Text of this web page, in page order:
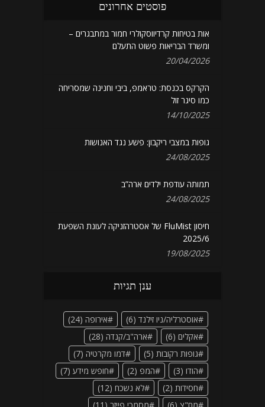
פוסטים אחרונים
אות בטיחות קרדיווסקולרי חמור במתבגרים –
ומשרד הבריאות פשוט התעלם
20/04/2026
הקרקס בכנסת: טראמפ, ביבי וחנינה שמסריחה
כמו סיגר זול
14/10/2025
גופות במצבי ריקבון: פשע נגד האנושות
24/08/2025
תמותה עודפת ילדים ארה”ב
24/08/2025
חיסון FluMist של אסטרהזניקה לעונת השפעת
2025/6
19/08/2025
ענן תגיות
אוסטרליה/ניו זילנד (6) אירופה (24)
אקלים (6) ארה"ב/קנדה (28)
גופות רקובות (5) דמו מקרטיה (7)
הודו (3) המפ (2) חופש מידע (7)
חסידות (2) לא נשכח (12)